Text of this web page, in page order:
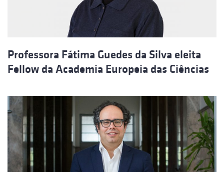
Professora Fátima Guedes da Silva eleita
Fellow da Academia Europeia das Ciências